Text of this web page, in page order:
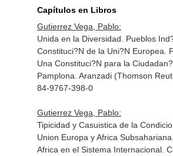
Capítulos en Libros
Gutierrez Vega, Pablo:
Unida en la Diversidad. Pueblos
Constituci?N de la Uni?N Europea.
Una Constituci?N para la
Pamplona. Aranzadi (Thomson
84-9767-398-0
Gutierrez Vega, Pablo:
Tipicidad y Casuistica de la
Union Europa y Africa
Africa en el Sistema Internacional.